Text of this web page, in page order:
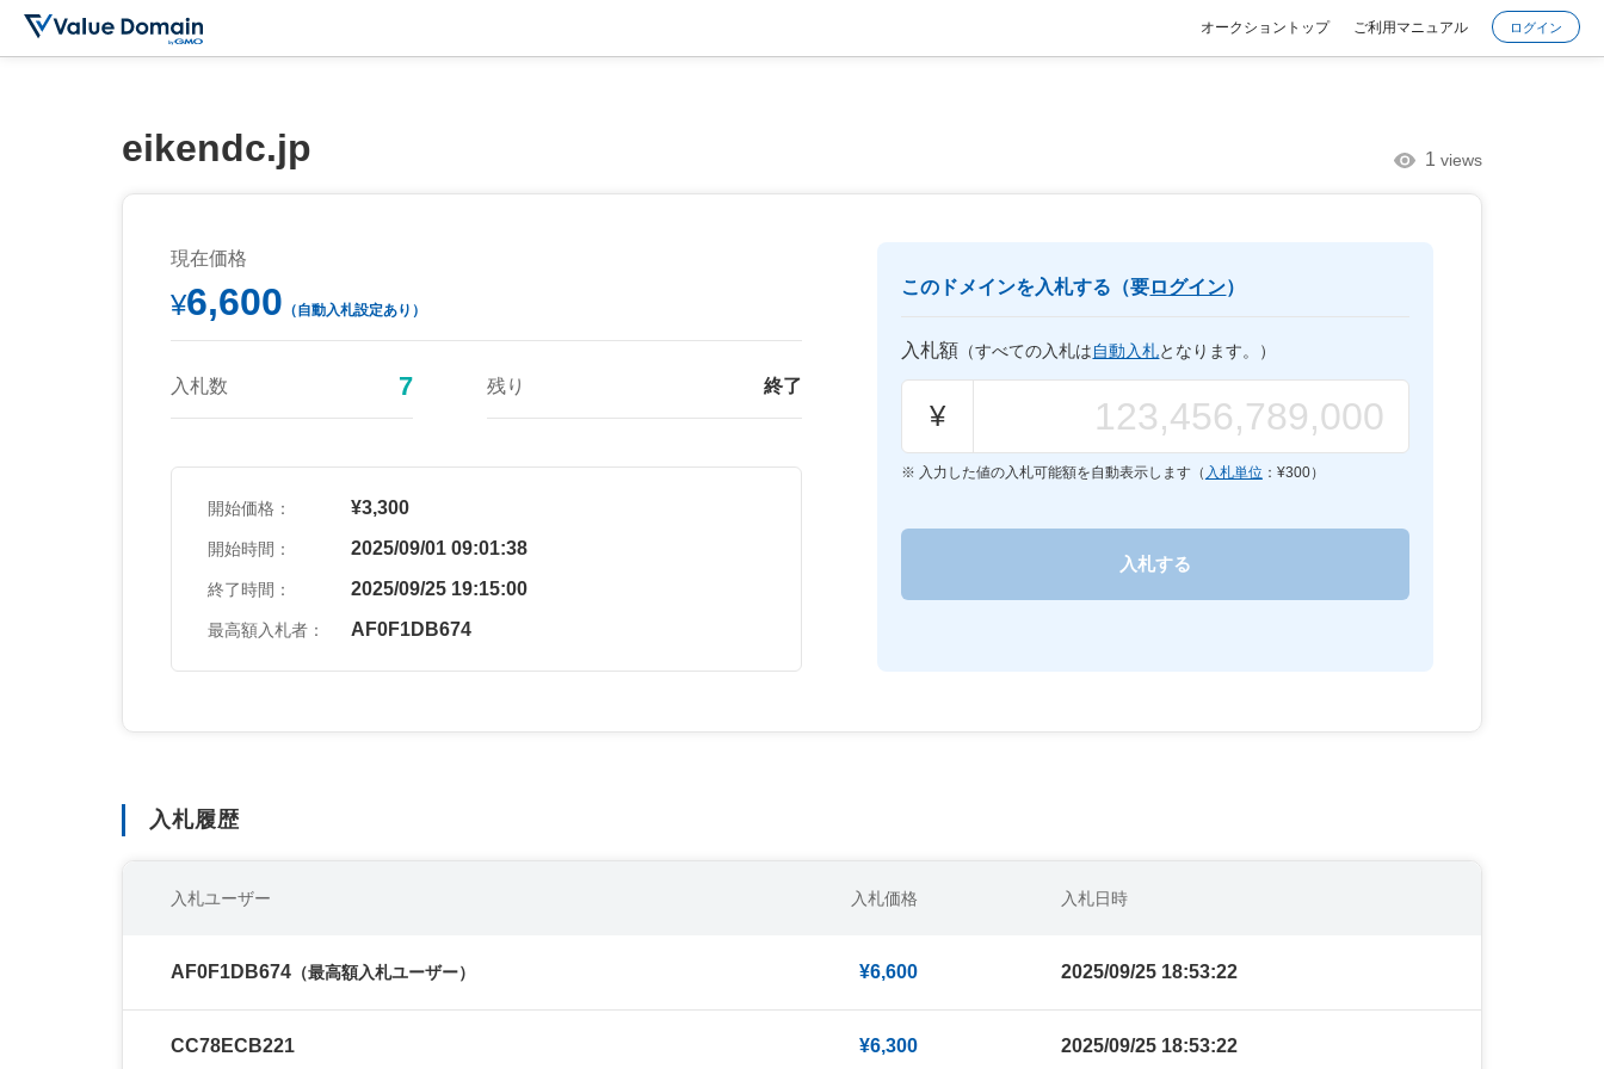
オークショントップ ご利用マニュアル ログイン
eikendc.jp 1 views
現在価格
¥6,600 （自動入札設定あり）
入札数 7 残り 終了
開始価格： ¥3,300
開始時間： 2025/09/01 09:01:38
終了時間： 2025/09/25 19:15:00
最高額入札者： AF0F1DB674
このドメインを入札する（要ログイン）
入札額 （すべての入札は自動入札となります。）
¥
入力した値の入札可能額を自動表示します（ 入札単位 ：¥300）
入札履歴
入札ユーザー 入札価格 入札日時
AF0F1DB674 （最高額入札ユーザー） ¥6,600 2025/09/25 18:53:22
CC78ECB221 ¥6,300 2025/09/25 18:53:22